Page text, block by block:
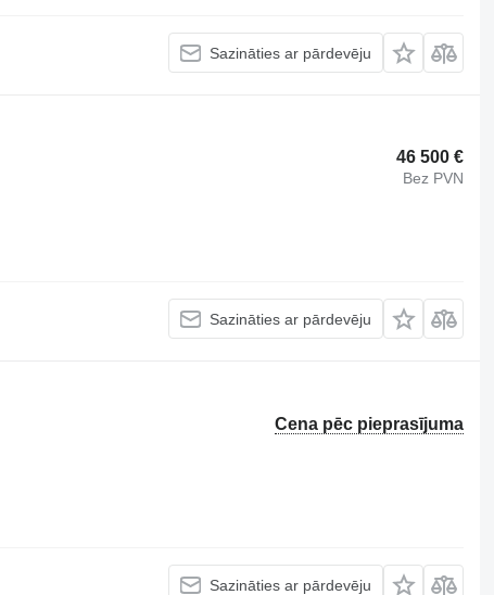
Sazināties ar pārdevēju
46 500 €
Bez PVN
Sazināties ar pārdevēju
Cena pēc pieprasījuma
Sazināties ar pārdevēju